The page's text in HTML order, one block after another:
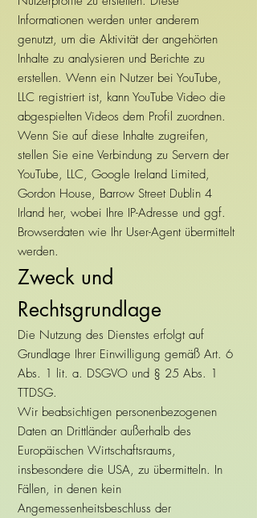
Informationen werden unter anderem
genutzt, um die Aktivität der angehörten
Inhalte zu analysieren und Berichte zu
erstellen. Wenn ein Nutzer bei YouTube,
LLC registriert ist, kann YouTube Video die
abgespielten Videos dem Profil zuordnen.
Wenn Sie auf diese Inhalte zugreifen,
stellen Sie eine Verbindung zu Servern der
YouTube, LLC, Google Ireland Limited,
Gordon House, Barrow Street Dublin 4
Irland her, wobei Ihre IP-Adresse und ggf.
Browserdaten wie Ihr User-Agent übermittelt
werden.
Zweck und
Rechtsgrundlage
Die Nutzung des Dienstes erfolgt auf
Grundlage Ihrer Einwilligung gemäß Art. 6
Abs. 1 lit. a. DSGVO und § 25 Abs. 1
TTDSG.
Wir beabsichtigen personenbezogenen
Daten an Drittländer außerhalb des
Europäischen Wirtschaftsraums,
insbesondere die USA, zu übermitteln. In
Fällen, in denen kein
Angemessenheitsbeschluss der